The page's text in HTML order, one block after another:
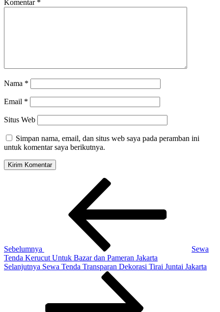
Komentar *
Nama *
Email *
Situs Web
Simpan nama, email, dan situs web saya pada peramban ini
untuk komentar saya berikutnya.
Sebelumnya
Sewa
Tenda Kerucut Untuk Bazar dan Pameran Jakarta
Pos
Selanjutnya Sewa Tenda Transparan Dekorasi Tirai Juntai Jakarta